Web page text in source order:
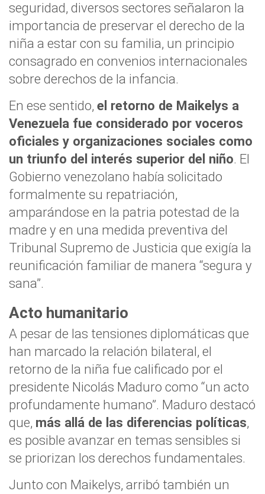
seguridad, diversos sectores señalaron la
importancia de preservar el derecho de la
niña a estar con su familia, un principio
consagrado en convenios internacionales
sobre derechos de la infancia.
En ese sentido, el retorno de Maikelys a
Venezuela fue considerado por voceros
oficiales y organizaciones sociales como
un triunfo del interés superior del niño. El
Gobierno venezolano había solicitado
formalmente su repatriación,
amparándose en la patria potestad de la
madre y en una medida preventiva del
Tribunal Supremo de Justicia que exigía la
reunificación familiar de manera “segura y
sana”.
Acto humanitario
A pesar de las tensiones diplomáticas que
han marcado la relación bilateral, el
retorno de la niña fue calificado por el
presidente Nicolás Maduro como “un acto
profundamente humano”. Maduro destacó
que, más allá de las diferencias políticas,
es posible avanzar en temas sensibles si
se priorizan los derechos fundamentales.
Junto con Maikelys, arribó también un